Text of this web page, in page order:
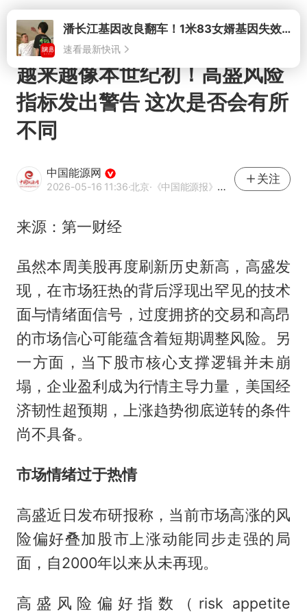
打开 潘长江基因改良翻车！1米83女婿基因失效，12岁外孙身高只到姥爷下巴
速看最新快讯
越来越像本世纪初！高盛风险
指标发出警告 这次是否会有所
不同
中国能源网
2026-05-16 11:36·北京·《中国能源报》官方账号
关注
来源：第一财经
虽然本周美股再度刷新历史新高，高盛发
现，在市场狂热的背后浮现出罕见的技术
面与情绪面信号，过度拥挤的交易和高昂
的市场信心可能蕴含着短期调整风险。另
一方面，当下股市核心支撑逻辑并未崩
塌，企业盈利成为行情主导力量，美国经
济韧性超预期，上涨趋势彻底逆转的条件
尚不具备。
市场情绪过于热情
高盛近日发布研报称，当前市场高涨的风
险偏好叠加股市上涨动能同步走强的局
面，自2000年以来从未再现。
高盛风险偏好指数（risk appetite